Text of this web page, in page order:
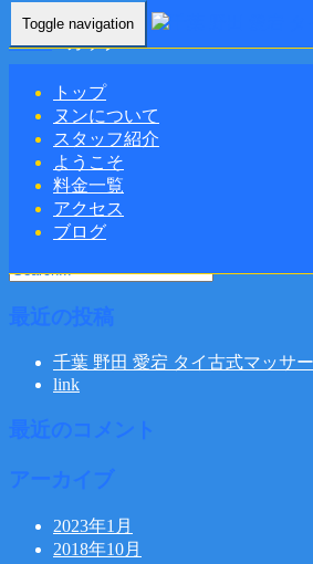
Toggle navigation
トップ
ヌンについて
スタッフ紹介
ようこそ
料金一覧
アクセス
ブログ
Home-カップ…
カップル割引キャンベーン お二人で
野田 愛宕 タイ古式マッサージ | ヌン
最近の投稿
千葉 野田 愛宕 タイ古式マッサ
link
最近のコメント
アーカイブ
2023年1月
2018年10月